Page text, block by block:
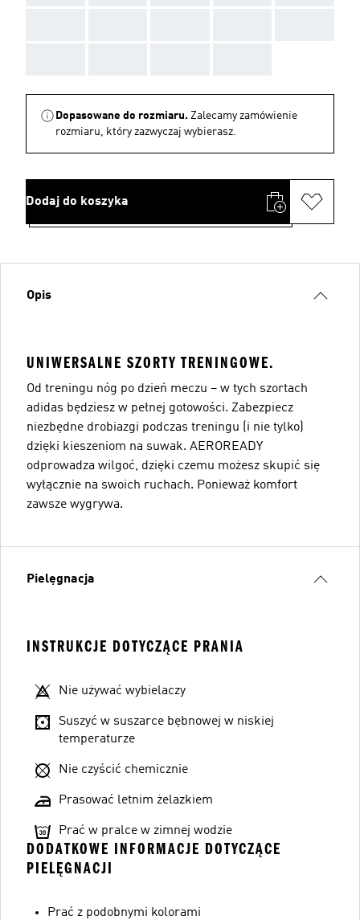
Dopasowane do rozmiaru. Zalecamy zamówienie
rozmiaru, który zazwyczaj wybierasz.
Dodaj do koszyka
Opis
UNIWERSALNE SZORTY TRENINGOWE.
Od treningu nóg po dzień meczu – w tych szortach
adidas będziesz w pełnej gotowości. Zabezpiecz
niezbędne drobiazgi podczas treningu (i nie tylko)
dzięki kieszeniom na suwak. AEROREADY
odprowadza wilgoć, dzięki czemu możesz skupić się
wyłącznie na swoich ruchach. Ponieważ komfort
zawsze wygrywa.
Pielęgnacja
INSTRUKCJE DOTYCZĄCE PRANIA
Nie używać wybielaczy
Suszyć w suszarce bębnowej w niskiej
temperaturze
Nie czyścić chemicznie
Prasować letnim żelazkiem
Prać w pralce w zimnej wodzie
DODATKOWE INFORMACJE DOTYCZĄCE
PIELĘGNACJI
Prać z podobnymi kolorami